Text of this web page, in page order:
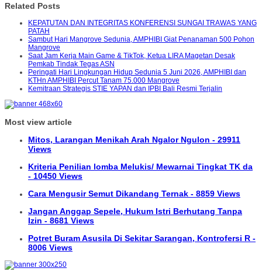
Related Posts
KEPATUTAN DAN INTEGRITAS KONFERENSI SUNGAI TRAWAS YANG
PATAH
Sambut Hari Mangrove Sedunia, AMPHIBI Giat Penanaman 500 Pohon
Mangrove
Saat Jam Kerja Main Game & TikTok, Ketua LIRA Magetan Desak
Pemkab Tindak Tegas ASN
Peringati Hari Lingkungan Hidup Sedunia 5 Juni 2026, AMPHIBI dan
KTHn AMPHIBI Percut Tanam 75.000 Mangrove
Kemitraan Strategis STIE YAPAN dan IPBI Bali Resmi Terjalin
Most view article
Mitos, Larangan Menikah Arah Ngalor Ngulon - 29911
Views
Kriteria Penilian lomba Melukis/ Mewarnai Tingkat TK da
- 10450 Views
Cara Mengusir Semut Dikandang Ternak - 8859 Views
Jangan Anggap Sepele, Hukum Istri Berhutang Tanpa
Izin - 8681 Views
Potret Buram Asusila Di Sekitar Sarangan, Kontrofersi R -
8006 Views